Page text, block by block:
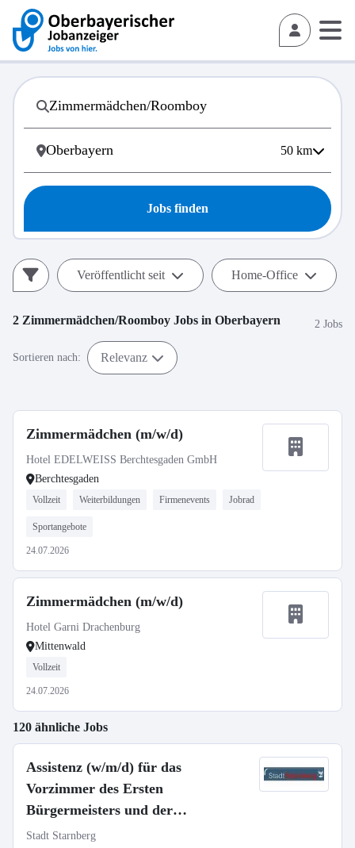
50 km
Jobs finden
Veröffentlicht seit Home-Office
2 Zimmermädchen/Roomboy Jobs in Oberbayern 2 Jobs
Sortieren nach: Relevanz
Zimmermädchen (m/w/d)
Hotel EDELWEISS Berchtesgaden GmbH
Berchtesgaden
Vollzeit Weiterbildungen Firmenevents Jobrad
Sportangebote
24.07.2026
Zimmermädchen (m/w/d)
Hotel Garni Drachenburg
Mittenwald
Vollzeit
24.07.2026
120 ähnliche Jobs
Assistenz (w/m/d) für das
Vorzimmer des Ersten
Bürgermeisters und der
Geschäftsleitung
Stadt Starnberg